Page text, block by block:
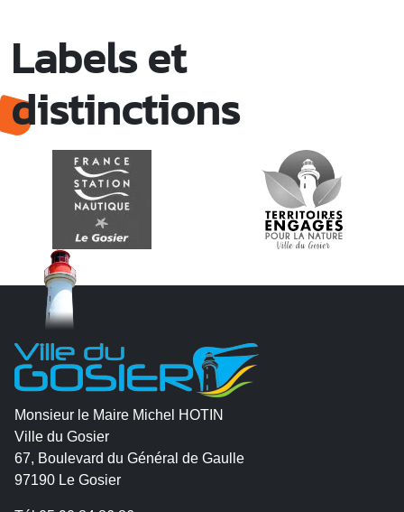
Labels et
distinctions
Monsieur le Maire Michel HOTIN
Ville du Gosier
67, Boulevard du Général de Gaulle
97190 Le Gosier